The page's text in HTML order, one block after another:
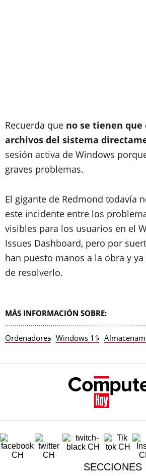
Recuerda que no se tienen
archivos del sistema
sesión activa de Windows
graves problemas.
El gigante de Redmond todavía
este incidente entre los
visibles para los usuarios en el
Issues Dashboard, pero por
han puesto manos a la obra y
de resolverlo.
MÁS INFORMACIÓN SOBRE:
Ordenadores Windows 11
SECCIONES